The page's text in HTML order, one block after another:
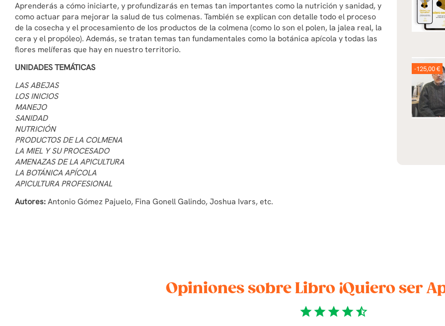
Aprenderás a cómo iniciarte, y profundizarás en temas tan importantes como la nutrición y sanidad, y
como actuar para mejorar la salud de tus colmenas. También se explican con detalle todo el proceso
de la cosecha y el procesamiento de los productos de la colmena (como lo son el polen, la jalea real, la
cera y el propóleo). Además, se tratan temas tan fundamentales como la botánica apícola y todas las
flores melíferas que hay en nuestro territorio.
UNIDADES TEMÁTICAS
LAS ABEJAS
LOS INICIOS
MANEJO
SANIDAD
NUTRICIÓN
PRODUCTOS DE LA COLMENA
LA MIEL Y SU PROCESADO
AMENAZAS DE LA APICULTURA
LA BOTÁNICA APÍCOLA
APICULTURA PROFESIONAL
Autores:Antonio Gómez Pajuelo, Fina Gonell Galindo, Joshua Ivars, etc.
-125,00 €
Opiniones sobre Libro ¡Quiero ser
starstarstarstarstar_half